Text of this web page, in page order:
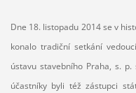
Dne 18. listopadu 2014 se v
konalo tradiční setkání
ústavu stavebního Praha, s.
účastníky byli též zástupci